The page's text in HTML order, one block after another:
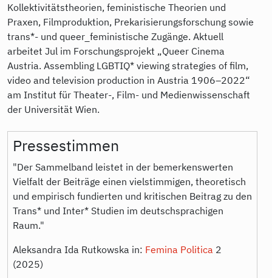
Kollektivitätstheorien, feministische Theorien und
Praxen, Filmproduktion, Prekarisierungsforschung sowie
trans*- und queer_feministische Zugänge. Aktuell
arbeitet Jul im Forschungsprojekt „Queer Cinema
Austria. Assembling LGBTIQ* viewing strategies of film,
video and television production in Austria 1906–2022“
am Institut für Theater-, Film- und Medienwissenschaft
der Universität Wien.
Pressestimmen
"Der Sammelband leistet in der bemerkenswerten
Vielfalt der Beiträge einen vielstimmigen, theoretisch
und empirisch fundierten und kritischen Beitrag zu den
Trans* und Inter* Studien im deutschsprachigen
Raum."
Aleksandra Ida Rutkowska in: Femina Politica 2
(2025)